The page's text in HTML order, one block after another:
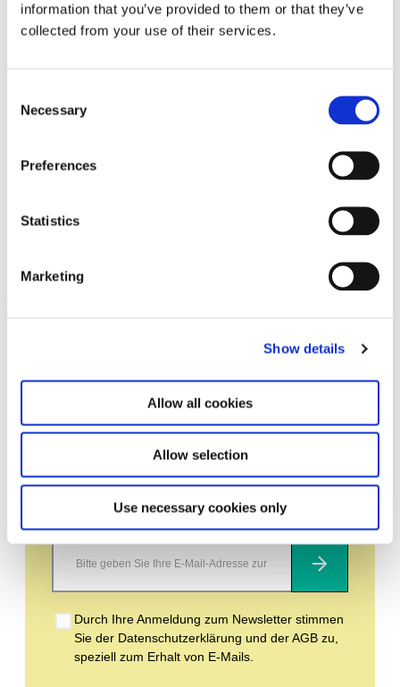
information that you’ve provided to them or that they’ve
collected from your use of their services.
Selection
Necessary
Preferences
Statistics
Marketing
Show details
Allow all cookies
Allow selection
Use necessary cookies only
Abonnieren Sie unseren Newsletter
Bleiben Sie auf dem Laufenden und erfahren
Sie mehr über aktuelle Veranstaltungen und
bevorstehende Ausstellungen. Wir freuen uns
Abonnieren
Durch Ihre Anmeldung zum Newsletter stimmen
Sie der Datenschutzerklärung und der AGB zu,
speziell zum Erhalt von E-Mails.